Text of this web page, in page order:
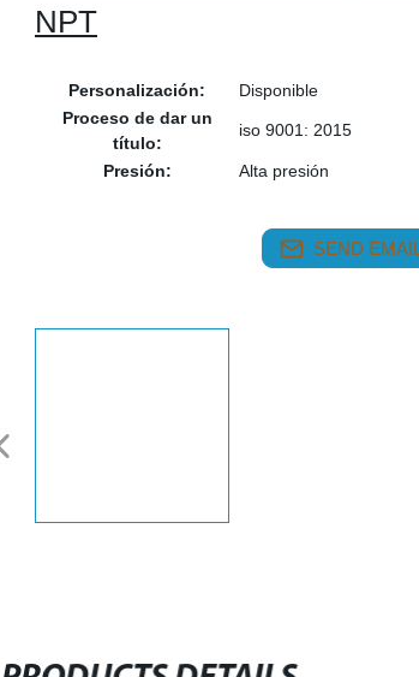
NPT
Personalización:
Disponible
Proceso de dar un
título:
iso 9001: 2015
Presión: Alta presión
SEND